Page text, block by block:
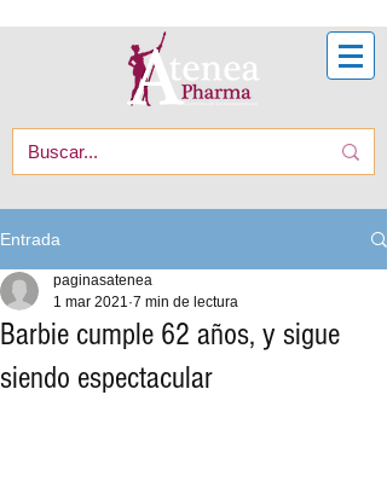
Entrada
Barbie cumple 62 años, y sigue
siendo espectacular
paginasatenea
1 mar 2021 7 min de lectura